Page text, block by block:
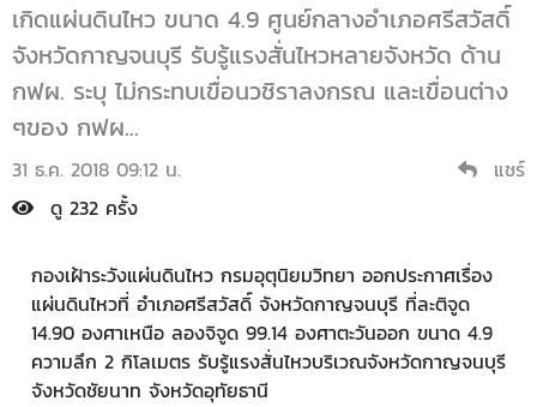
เกิดแผ่นดินไหว ขนาด 4.9 ศูนย์กลางอำเภอศรีสวัสดิ์
จังหวัดกาญจนบุรี รับรู้แรงสั่นไหวหลายจังหวัด ด้าน
กฟผ. ระบุ ไม่กระทบเขื่อนวชิราลงกรณ และเขื่อนต่าง
ๆของ กฟผ...
31 ธ.ค. 2018 09:12 น.
แชร์
ดู 232 ครั้ง
กองเฝ้าระวังแผ่นดินไหว กรมอุตุนิยมวิทยา ออกประกาศเรื่อง
แผ่นดินไหวที่ อำเภอศรีสวัสดิ์ จังหวัดกาญจนบุรี ที่ละติจูด
14.90 องศาเหนือ ลองจิจูด 99.14 องศาตะวันออก ขนาด 4.9
ความลึก 2 กิโลเมตร รับรู้แรงสั่นไหวบริเวณจังหวัดกาญจนบุรี
จังหวัดชัยนาท จังหวัดอุทัยธานี